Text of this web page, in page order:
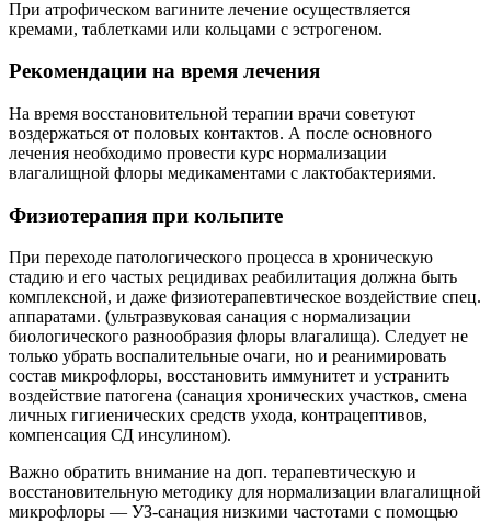
При атрофическом вагините лечение осуществляется
кремами, таблетками или кольцами с эстрогеном.
Рекомендации на время лечения
На время восстановительной терапии врачи советуют
воздержаться от половых контактов. А после основного
лечения необходимо провести курс нормализации
влагалищной флоры медикаментами с лактобактериями.
Физиотерапия при кольпите
При переходе патологического процесса в хроническую
стадию и его частых рецидивах реабилитация должна быть
комплексной, и даже физиотерапевтическое воздействие спец.
аппаратами. (ультразвуковая санация с нормализации
биологического разнообразия флоры влагалища). Следует не
только убрать воспалительные очаги, но и реанимировать
состав микрофлоры, восстановить иммунитет и устранить
воздействие патогена (санация хронических участков, смена
личных гигиенических средств ухода, контрацептивов,
компенсация СД инсулином).
Важно обратить внимание на доп. терапевтическую и
восстановительную методику для нормализации влагалищной
микрофлоры — УЗ-санация низкими частотами с помощью